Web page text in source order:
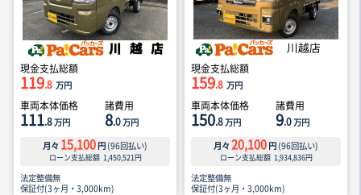
現金支払総額
119.8 万円
車両本体価格
111.8万円
諸費用
8.0万円
月々 15,100 円 (96回払い)
ローン支払総額 1,450,521円
法定整備無
保証付(3ヶ月・3,000km)
現金支払総額
159.8 万円
車両本体価格
150.8万円
諸費用
9.0万円
月々 20,100 円 (96回払い)
ローン支払総額 1,934,836円
法定整備無
保証付(3ヶ月・3,000km)